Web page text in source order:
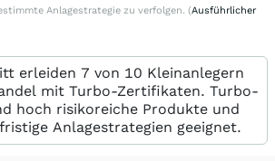
Anlagestrategie zu verfolgen. (Ausführlicher
erleiden 7 von 10 Kleinanlegern
mit Turbo-Zertifikaten. Turbo-
hoch risikoreiche Produkte und
Anlagestrategien geeignet.